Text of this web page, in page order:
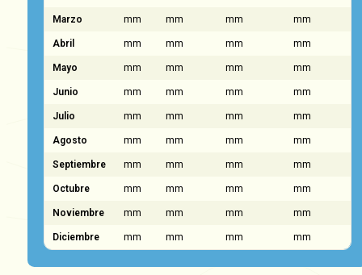
Marzo mm mm mm mm
Abril mm mm mm mm
Mayo mm mm mm mm
Junio mm mm mm mm
Julio mm mm mm mm
Agosto mm mm mm mm
Septiembre mm mm mm mm
Octubre mm mm mm mm
Noviembre mm mm mm mm
Diciembre mm mm mm mm